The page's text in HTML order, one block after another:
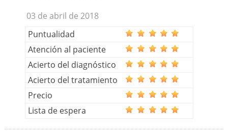
03 de abril de 2018
Puntualidad
Atención al paciente
Acierto del diagnóstico
Acierto del tratamiento
Precio
Lista de espera